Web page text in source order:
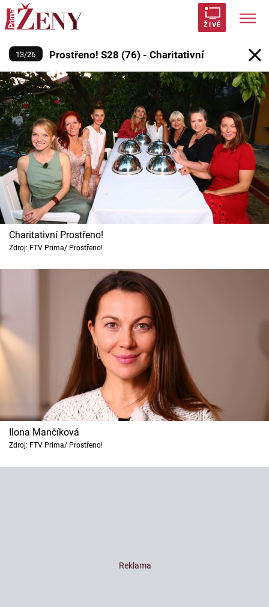
ŽIVĚ
Trendy: Polabí Inspekce Prostřeno!
AYTO?
Módní alarm
Zrádci Proměny
Témata
Celebrity
Vztahy
Seriály
Horoskopy
Sledujte prima+
Filmový festival Karlovy Vary
Mámy sobě
Přihlášení
Prostřeno! S28 (76) - Charitativní
13/26 Prostřeno! S28 (76) - Charitativní
Charitativní Prostřeno!
Zdroj: FTV Prima/ Prostřeno!
Ilona Mančíková
Zdroj: FTV Prima/ Prostřeno!